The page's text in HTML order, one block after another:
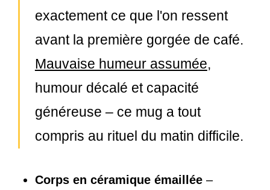
exactement ce que l'on ressent
avant la première gorgée de café.
Mauvaise humeur assumée,
humour décalé et capacité
généreuse – ce mug a tout
compris au rituel du matin difficile.
Corps en céramique émaillée –